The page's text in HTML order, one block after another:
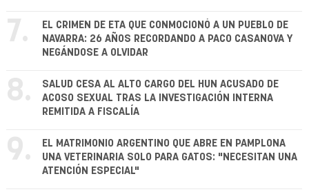
7.
EL CRIMEN DE ETA QUE CONMOCIONÓ A UN PUEBLO DE
NAVARRA: 26 AÑOS RECORDANDO A PACO CASANOVA Y
NEGÁNDOSE A OLVIDAR
8.
SALUD CESA AL ALTO CARGO DEL HUN ACUSADO DE
ACOSO SEXUAL TRAS LA INVESTIGACIÓN INTERNA
REMITIDA A FISCALÍA
9.
EL MATRIMONIO ARGENTINO QUE ABRE EN PAMPLONA
UNA VETERINARIA SOLO PARA GATOS: "NECESITAN UNA
ATENCIÓN ESPECIAL"